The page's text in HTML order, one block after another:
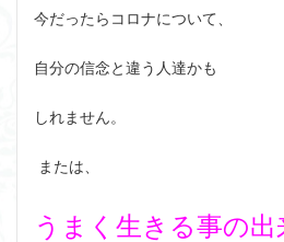
今だったらコロナについて、
自分の信念と違う人達かも
しれません。
または、
うまく生きる事の出